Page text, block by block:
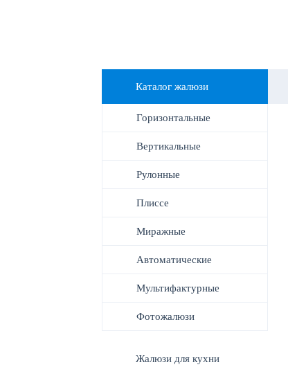
Каталог жалюзи
Горизонтальные
Вертикальные
Рулонные
Плиссе
Миражные
Автоматические
Мультифактурные
Фотожалюзи
Жалюзи для кухни